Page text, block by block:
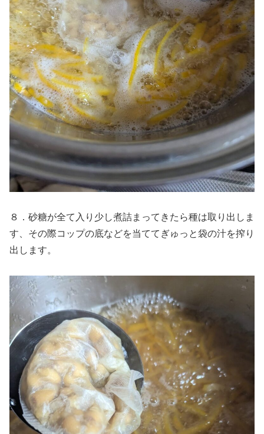
８．砂糖が全て入り少し煮詰まってきたら種は取り出しま
す、その際コップの底などを当ててぎゅっと袋の汁を搾り
出します。